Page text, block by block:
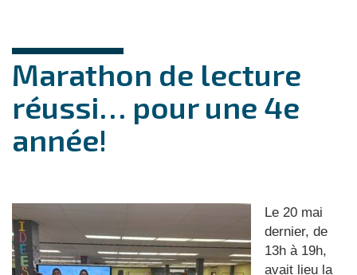
Marathon de lecture
réussi… pour une 4e
année!
Le 20 mai
dernier, de
13h à 19h,
avait lieu la